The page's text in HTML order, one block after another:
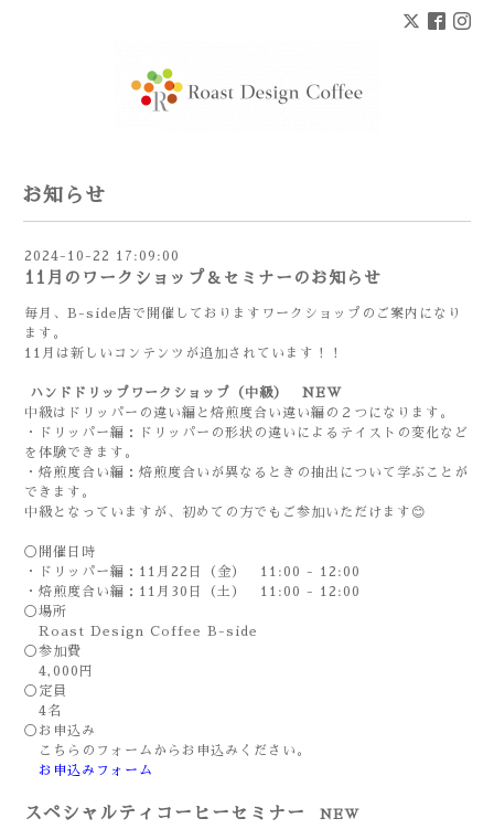
お知らせ
2024-10-22 17:09:00
11月のワークショップ＆セミナーのお知らせ
毎月、B-side店で開催しておりますワークショップのご案内になり
ます。
11月は新しいコンテンツが追加されています！！
ハンドドリップワークショップ（中級） NEW
中級はドリッパーの違い編と焙煎度合い違い編の２つになります。
・ドリッパー編：ドリッパーの形状の違いによるテイストの変化など
を体験できます。
・焙煎度合い編：焙煎度合いが異なるときの抽出について学ぶことが
できます。
中級となっていますが、初めての方でもご参加いただけます😊
◯開催日時
・ドリッパー編：11月22日（金） 11:00 - 12:00
・焙煎度合い編：11月30日（土） 11:00 - 12:00
◯場所
Roast Design Coffee B-side
◯参加費
4,000円
◯定員
4名
◯お申込み
こちらのフォームからお申込みください。
お申込みフォーム
スペシャルティコーヒーセミナー
NEW